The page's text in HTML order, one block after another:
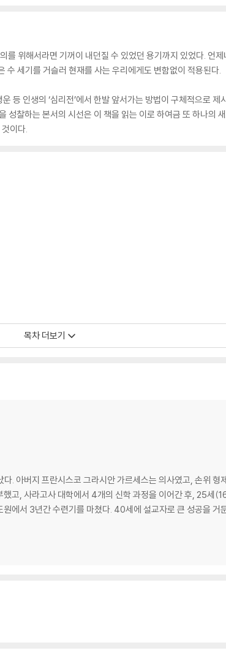
위해서라면 기꺼이 내던질 수 있었던 용기까지 있었다. 언
수 세기를 거슬러 현재를 사는 우리에게도 변함없이 적용된다.
등 인생의 ‘심리전’에서 한발 앞서가는 방법이 구체적으로 제
찰하는 본서의 시선은 이 책을 읽는 이로 하여금 또 하나의
이다.
목차 더보기
. 아버지 프란시스코 그라시안 가르세스는 의사였고, 손위 형
고, 사라고사 대학에서 4개의 신학 과정을 이어간 후, 25세
서 3년간 수련기를 마쳤다. 40세에 설교자로 큰 성공을 거